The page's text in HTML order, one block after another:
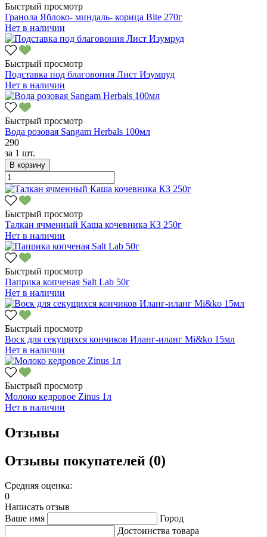
Быстрый просмотр
Гранола Яблоко- миндаль- корица Bite 270г
Нет в наличии
Быстрый просмотр
Подставка под благовония Лист Изумруд
Нет в наличии
Быстрый просмотр
Вода розовая Sangam Herbals 100мл
290
за 1 шт.
В корзину
Быстрый просмотр
Талкан ячменный Каша кочевника КЗ 250г
Нет в наличии
Быстрый просмотр
Паприка копченая Salt Lab 50г
Нет в наличии
Быстрый просмотр
Воск для секущихся кончиков Иланг-иланг Mi&ko 15мл
Нет в наличии
Быстрый просмотр
Молоко кедровое Zinus 1л
Нет в наличии
Отзывы
Отзывы покупателей (0)
Средняя оценка:
0
Написать отзыв
Ваше имя
Город
Достоинства товара